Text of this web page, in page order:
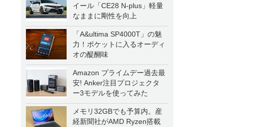
イール「CE28 N-plus」軽量
なままに剛性を向上
「A&ultima SP4000T」の魅
力！ポケットに入るオーディ
オの醍醐味
Amazon プライムデー過去最
安! Anker注目プロジェクタ
ー3モデルを使ってみた
メモリ32GBでも予算内。産
経新聞社がAMD Ryzen搭載